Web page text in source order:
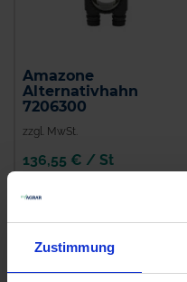
Zustimmung
Amazone
Alternativhahn
7206300
zzgl. MwSt.
136,55 € / St